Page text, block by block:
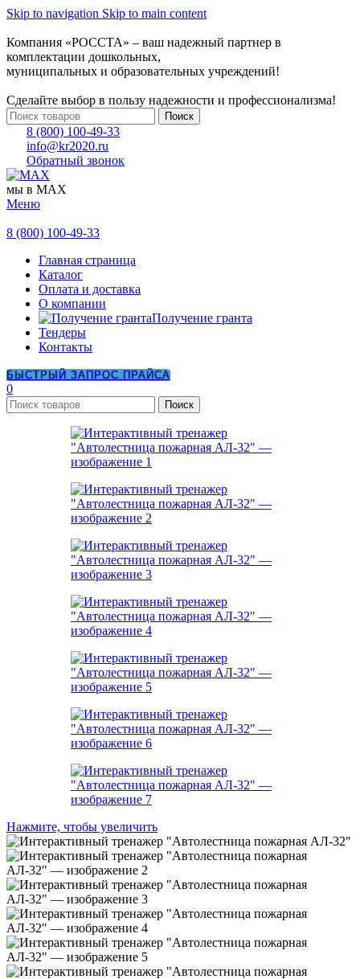
Skip to navigation Skip to main content
Компания «РОССТА» – ваш надежный партнер в
комплектации дошкольных,
муниципальных и образовательных учреждений!
Сделайте выбор в пользу надежности и профессионализма!
Поиск
8 (800) 100-49-33
info@kr2020.ru
Обратный звонок
мы в MAX
Меню
8 (800) 100-49-33
Главная страница
Каталог
Оплата и доставка
О компании
Получение гранта
Тендеры
Контакты
БЫСТРЫЙ ЗАПРОС ПРАЙСА
0
Поиск
Нажмите, чтобы увеличить